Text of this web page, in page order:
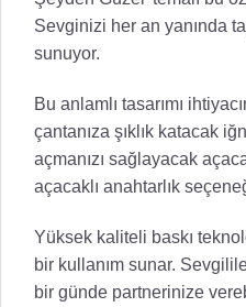
Sevginizi her an yanında
sunuyor.
Bu anlamlı tasarımı
çantanıza şıklık katacak
açmanızı sağlayacak
açacaklı anahtarlık
Yüksek kaliteli baskı
bir kullanım sunar.
bir günde partnerinize